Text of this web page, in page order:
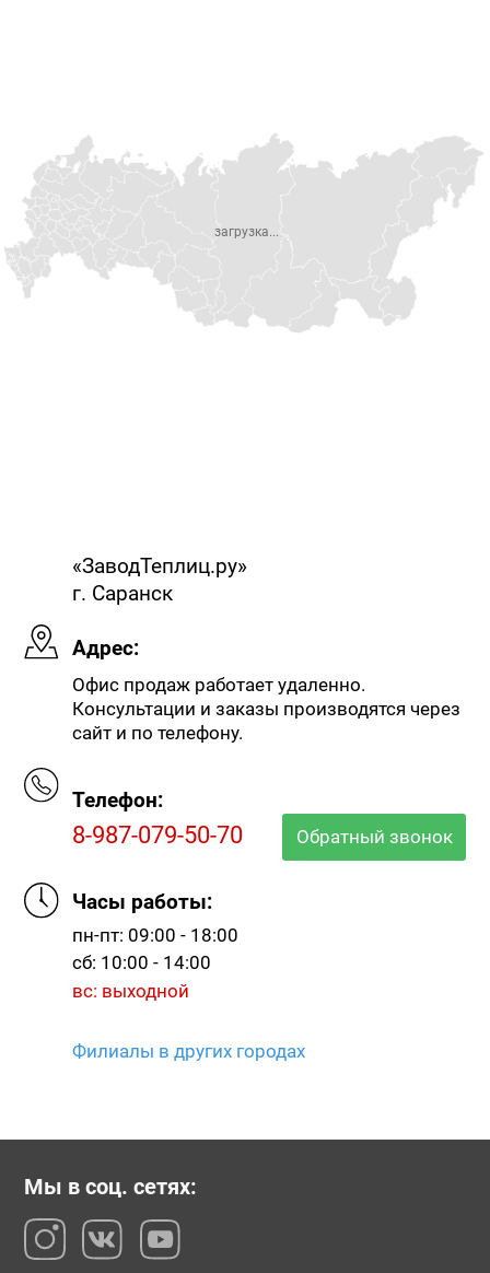
«ЗаводТеплиц.ру»
г. Саранск
Адрес:
Офис продаж работает удаленно.
Консультации и заказы производятся через
сайт и по телефону.
Телефон:
8-987-079-50-70 Обратный звонок
Часы работы:
пн-пт: 09:00 - 18:00
сб: 10:00 - 14:00
вс: выходной
Филиалы в других городах
загрузка...
Мы в соц. сетях: